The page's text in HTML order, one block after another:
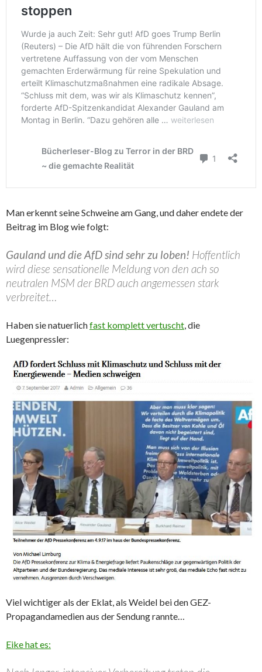
Man erkennt seine Schweine am Gang, und daher endete der
Beitrag im Blog wie folgt:
Gauland und die AfD sind sehr zu loben! Hoffentlich
wird diese sensationelle Meldung von den ach so
neutralen MSM der BRD auch angemessen stark
verbreitet…
Haben sie natuerlichfast komplett vertuscht, die
Luegenpressler:
Viel wichtiger als der Eklat, als Weidel bei den GEZ-
Propagandamedien aus der Sendung rannte…
Eike hat es: